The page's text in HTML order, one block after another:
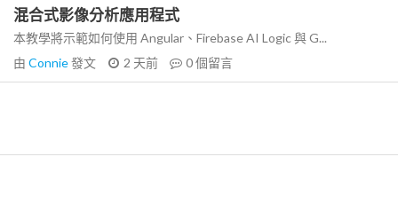
混合式影像分析應用程式
本教學將示範如何使用 Angular、Firebase AI Logic 與 G...
由 Connie發文 2 天前 0個留言